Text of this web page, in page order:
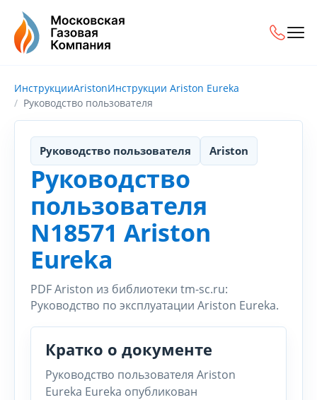
ИнструкцииAristonИнструкции Ariston Eureka
Руководство пользователя
Руководство пользователя Ariston
Руководство
пользователя
N18571 Ariston
Eureka
PDF Ariston из библиотеки tm-sc.ru:
Руководство по эксплуатации Ariston Eureka.
Кратко о документе
Руководство пользователя Ariston
Eureka Eureka опубликован